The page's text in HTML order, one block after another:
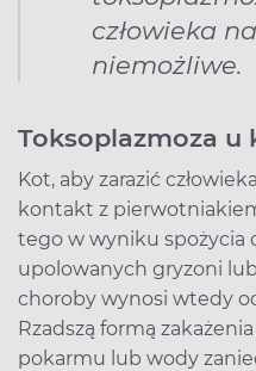
człowieka
niemożliwe.
Toksoplazmoza u
Kot, aby zarazić
kontakt z
tego w wyniku spożycia
upolowanych gryzoni
choroby wynosi wtedy
Rzadszą formą
pokarmu lub wody